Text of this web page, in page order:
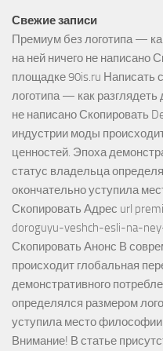
Свежие записи
Премиум без логотипа —
на ней ничего не написано
площадке 90is.ru Написать
логотипа — как разглядеть
не написано Скопировать
индустрии моды
ценностей. Эпоха
статус владельца
окончательно уступила
Скопировать Адрес url
doroguyu-veshch-esli-na-
Скопировать Анонс В
происходит глобальная
демонстративного
определялся размером
уступила место
Внимание! В статье